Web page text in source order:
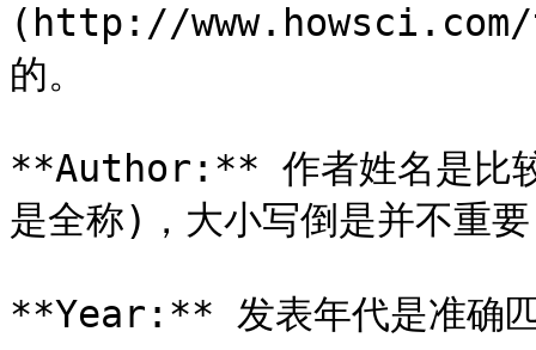
(http://www.howsci.com/
的。
**Author:** 作者姓名是比较
是全称)，大小写倒是并不重要
**Year:** 发表年代是准确